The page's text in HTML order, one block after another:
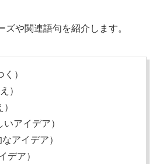
ズや関連語句を紹介します。
）
）
アイデア）
アイデア）
デア）